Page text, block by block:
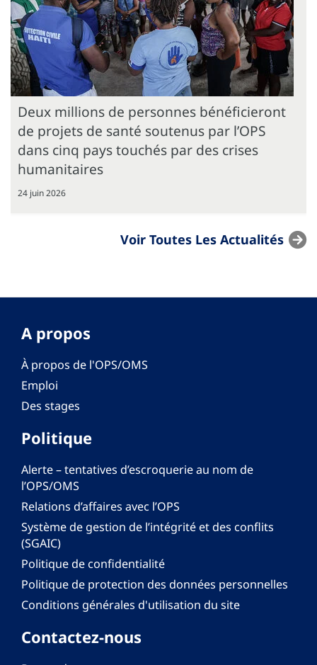
Deux millions de personnes bénéficieront
de projets de santé soutenus par l’OPS
dans cinq pays touchés par des crises
humanitaires
24 juin 2026
Voir Toutes Les Actualités
A propos
À propos de l'OPS/OMS
Emploi
Des stages
Politique
Alerte – tentatives d’escroquerie au nom de
l’OPS/OMS
Relations d’affaires avec l’OPS
Système de gestion de l’intégrité et des conflits
(SGAIC)
Politique de confidentialité
Politique de protection des données personnelles
Conditions générales d'utilisation du site
Contactez-nous